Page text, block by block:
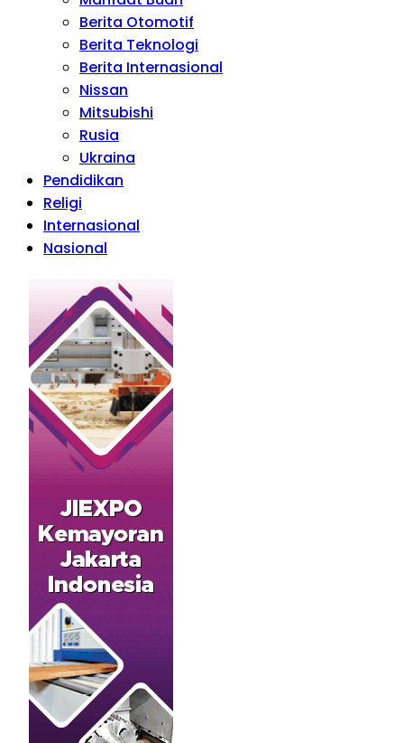
Berita Otomotif
Berita Teknologi
Berita Internasional
Nissan
Mitsubishi
Rusia
Ukraina
Pendidikan
Religi
Internasional
Nasional